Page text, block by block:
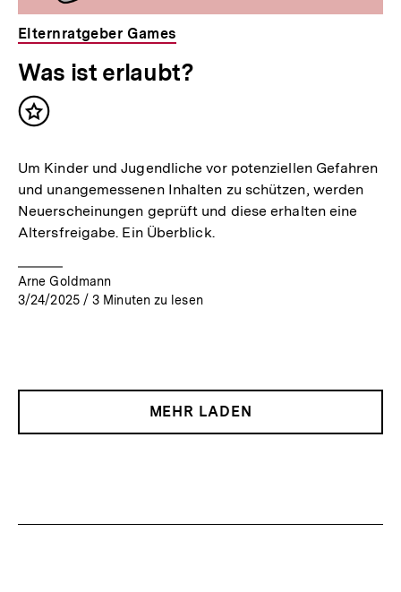
Elternratgeber Games
Was ist erlaubt?
Inhalt
Um Kinder und Jugendliche vor potenziellen Gefahren
und unangemessenen Inhalten zu schützen, werden
Neuerscheinungen geprüft und diese erhalten eine
Altersfreigabe. Ein Überblick.
Arne Goldmann
3/24/2025 / 3 Minuten zu lesen
MEHR LADEN